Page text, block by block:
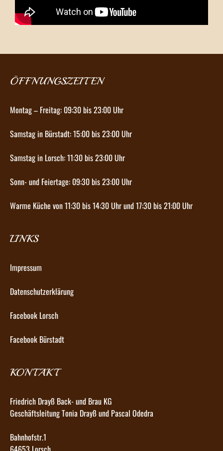
ÖFFNUNGSZEITEN
Montag – Freitag: 09:30 bis 23:00 Uhr
Samstag in Bürstadt: 15:00 bis 23:00 Uhr
Samstag in Lorsch: 11:30 bis 23:00 Uhr
Sonn- und Feiertage: 09:30 bis 23:00 Uhr
Warme Küche von 11:30 bis 14:30 Uhr und 17:30 bis 21:00 Uhr
LINKS
Impressum
Datenschutzerklärung
Facebook Lorsch
Facebook Bürstadt
KONTAKT
Friedrich Drayß Back- und Brau KG
Geschäftsleitung Tonia Drayß und Pascal Odedra
Bahnhofstr.1